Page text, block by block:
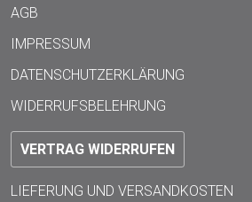
AGB
IMPRESSUM
DATENSCHUTZERKLÄRUNG
WIDERRUFSBELEHRUNG
VERTRAG WIDERRUFEN
LIEFERUNG UND VERSANDKOSTEN